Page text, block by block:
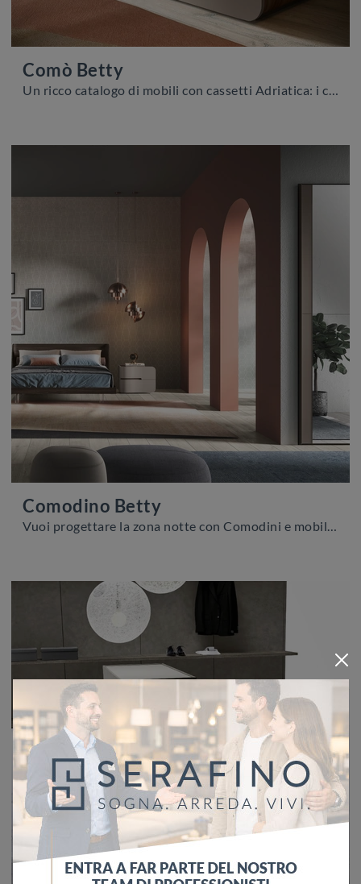
Comò Betty
Un ricco catalogo di mobili con cassetti Adriatica: i comodini design in melaminico, come Comò Betty, sono tra le soluzioni più originali.
Comodino Betty
Vuoi progettare la zona notte con Comodini e mobili con cassetti di Adriatica? Eccoti il modello Comodino Betty in melaminico per spazi moderni.